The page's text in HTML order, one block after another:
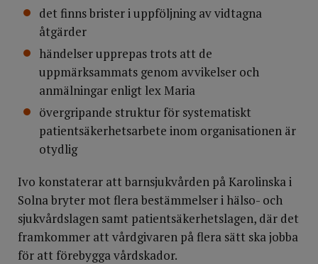
det finns brister i uppföljning av vidtagna
åtgärder
händelser upprepas trots att de
uppmärksammats genom avvikelser och
anmälningar enligt lex Maria
övergripande struktur för systematiskt
patientsäkerhetsarbete inom organisationen är
otydlig
Ivo konstaterar att barnsjukvården på Karolinska i
Solna bryter mot flera bestämmelser i hälso- och
sjukvårdslagen samt patientsäkerhetslagen, där det
framkommer att vårdgivaren på flera sätt ska jobba
för att förebygga vårdskador.